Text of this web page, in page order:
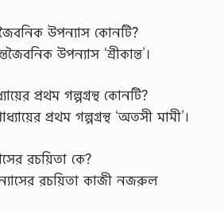
উপন্যাস কোনটি?
উপন্যাস ‘শ্রীকান্ত’।
প্রথম গল্পগ্রন্থ কোনটি?
প্রথম গল্পগ্রন্থ ‘অতসী মামী’।
রচয়িতা কে?
রচয়িতা কাজী নজরুল